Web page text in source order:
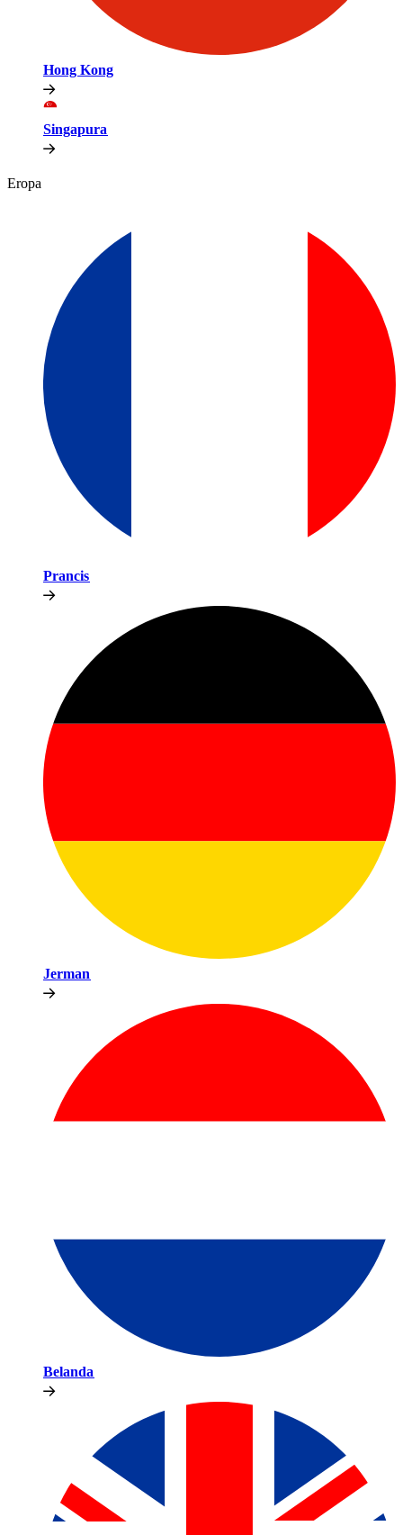
Hong Kong​​
Singapura​​
Eropa​​
Prancis​​
Jerman​​
Belanda​​